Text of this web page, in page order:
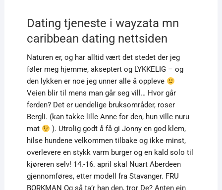
Dating tjeneste i wayzata mn
caribbean dating nettsiden
Naturen er, og har alltid vært det stedet der jeg
føler meg hjemme, akseptert og LYKKELIG – og
den lykken er noe jeg unner alle å oppleve
Veien blir til mens man går seg vill… Hvor går
ferden? Det er uendelige bruksområder, roser
Bergli. (kan takke lille Anne for den, hun ville nuru
mat
). Utrolig godt å få gi Jonny en god klem,
hilse hundene velkommen tilbake og ikke minst,
overlevere en stykk varm burger og en kald solo til
kjøreren selv! 14.-16. april skal Nuart Aberdeen
gjennomføres, etter modell fra Stavanger. FRU
BORKMAN Og så ta’r han den, tror De? Anten ein